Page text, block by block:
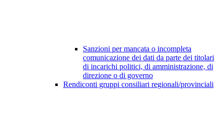
Sanzioni per mancata o incompleta
comunicazione dei dati da parte dei titolari
di incarichi politici, di amministrazione, di
direzione o di governo
Rendiconti gruppi consiliari regionali/provinciali